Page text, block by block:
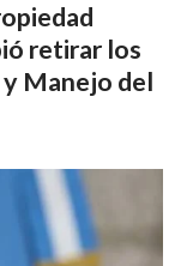
retirar los
y Manejo del